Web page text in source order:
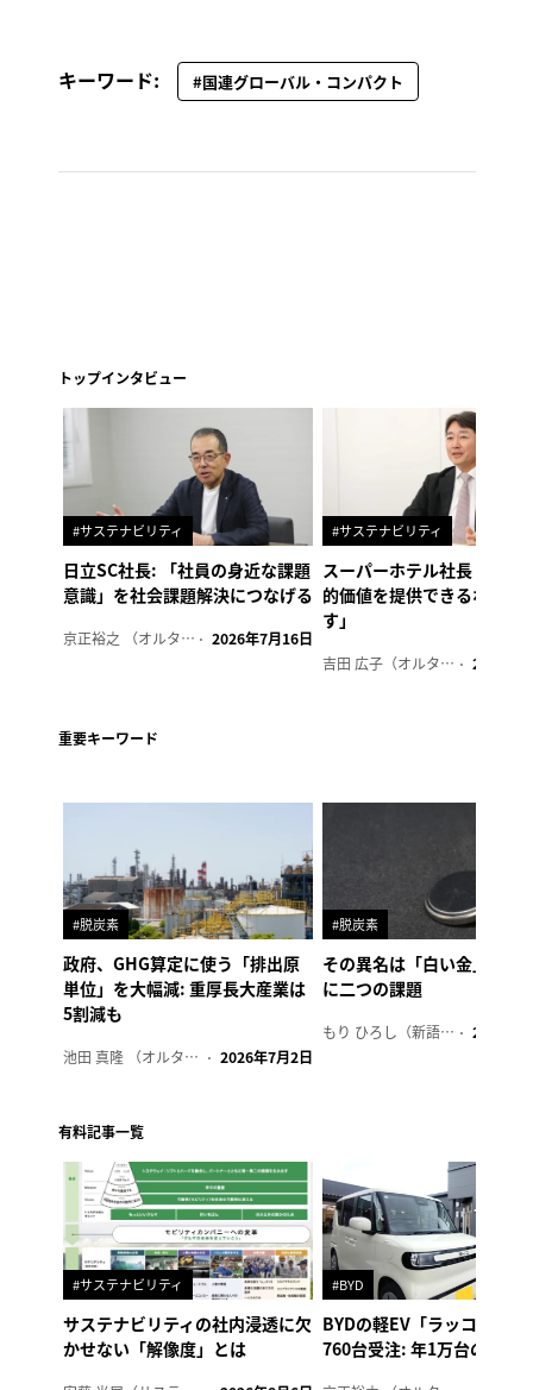
キーワード: #国連グローバル・コンパクト
トップインタビュー
#サステナビリティ
日立SC社長: 「社員の身近な課題
意識」を社会課題解決につなげる
京正裕之 （オルタナ副編集長） 2026年7月16日
#サステナビリティ
スーパーホテル社長「地域
的価値を提供できるホテル
す」
吉田 広子（オルタナ輪番編集長） 2026年6
重要キーワード
#脱炭素
政府、GHG算定に使う「排出原
単位」を大幅減: 重厚長大産業は
5割減も
池田 真隆 （オルタナ輪番編集長） 2026年7月2日
#脱炭素
その異名は「白い金」、リ
に二つの課題
もり ひろし（新語ウォッチャー） 2023年7
有料記事一覧
#サステナビリティ
サステナビリティの社内浸透に欠
かせない「解像度」とは
#BYD
BYDの軽EV「ラッコ」、1
760台受注: 年1万台の販売